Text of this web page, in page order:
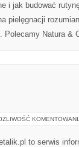
i jak budować
pielęgnacji
Polecamy Natura &
to serwis